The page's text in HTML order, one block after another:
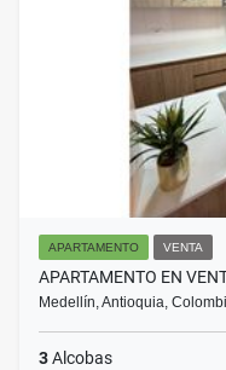
APARTAMENTO VENTA
APARTAMENTO EN
Medellín, Antioquia,
3Alcobas